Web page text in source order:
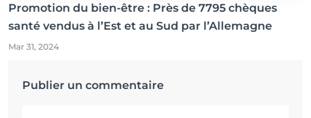
Promotion du bien-être : Près de 7795 chèques
santé vendus à l’Est et au Sud par l’Allemagne
Mar 31, 2024
Publier un commentaire